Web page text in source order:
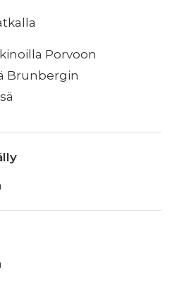
Porvoon
Brunbergin